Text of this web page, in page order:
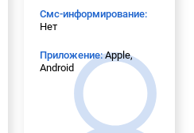
Смс-информирование:
Нет
Приложение:Apple,
Android